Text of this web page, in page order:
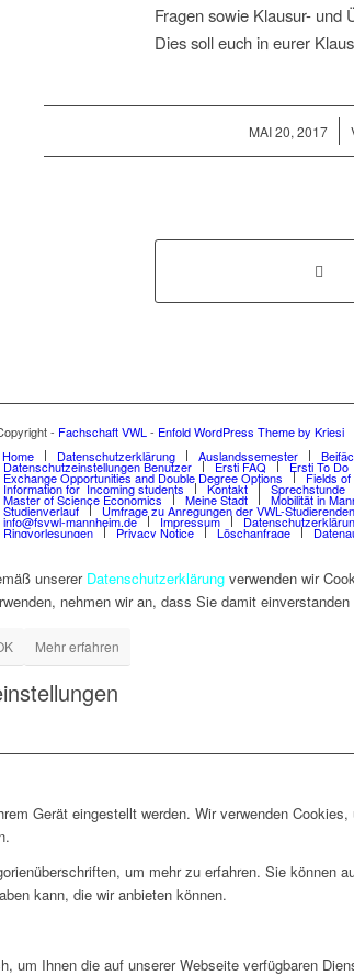
Fragen sowie Klausur- und
Dies soll euch in eurer
MAI 20, 2017
/
- Fachschaft VWL - Enfold WordPress Theme by Kriesi
Home
Datenschutzerklärung Auslandssemester
Datenschutzeinstellungen Benutzer Ersti FAQ Ersti To Do
Exchange Opportunities and Double Degree Options Fields
Information for Incoming students Kontakt Sprechstunde
Master of Science Economics Meine Stadt Mobilität in
Studienverlauf Umfrage zu Anregungen der VWL-Studierenden
info@fsvwl-mannheim.de Impressum
Ringvorlesungen Privacy Notice Löschanfrage
unserer Datenschutzerklärung verwenden wir
nehmen wir an, dass Sie damit einverstanden
Mehr erfahren
Gerät eingestellt werden. Wir verwenden
um mehr zu erfahren. Sie
kann, die wir anbieten können.
um Ihnen die auf unserer Webseite verfügbaren